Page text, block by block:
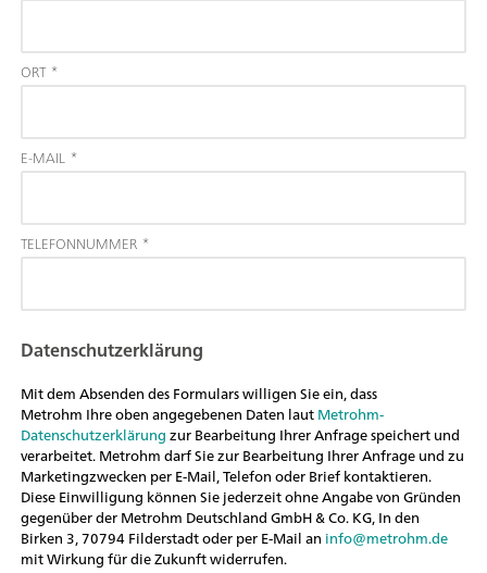
ORT *
E-MAIL *
TELEFONNUMMER *
Datenschutzerklärung
Mit dem Absenden des Formulars willigen Sie ein, dass
Metrohm Ihre oben angegebenen Daten lautMetrohm-
Datenschutzerklärungzur Bearbeitung Ihrer Anfrage speichert und
verarbeitet. Metrohm darf Sie zur Bearbeitung Ihrer Anfrage und zu
Marketingzwecken per E-Mail, Telefon oder Brief kontaktieren.
Diese Einwilligung können Sie jederzeit ohne Angabe von Gründen
gegenüber der Metrohm Deutschland GmbH & Co. KG, In den
Birken 3, 70794 Filderstadt oder per E-Mail an info@metrohm.de
mit Wirkung für die Zukunft widerrufen.